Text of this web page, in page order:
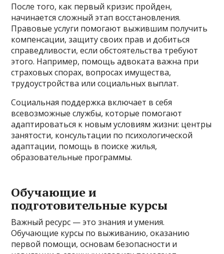
После того, как первый кризис пройден,
начинается сложный этап восстановления.
Правовые услуги помогают выжившим получить
компенсации, защиту своих прав и добиться
справедливости, если обстоятельства требуют
этого. Например, помощь адвоката важна при
страховых спорах, вопросах имущества,
трудоустройства или социальных выплат.
Социальная поддержка включает в себя
всевозможные службы, которые помогают
адаптироваться к новым условиям жизни: центры
занятости, консультации по психологической
адаптации, помощь в поиске жилья,
образовательные программы.
Обучающие и
подготовительные курсы
Важный ресурс — это знания и умения.
Обучающие курсы по выживанию, оказанию
первой помощи, основам безопасности и